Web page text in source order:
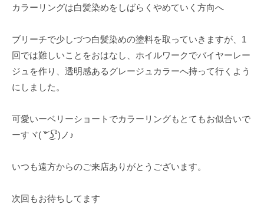
カラーリングは白髪染めをしばらくやめていく方向へ
ブリーチで少しづつ白髪染めの塗料を取っていきますが、1
回では難しいことをおはなし、ホイルワークでバイヤーレー
ジュを作り、透明感あるグレージュカラーへ持って行くよう
にしました。
可愛いーベリーショートでカラーリングもとてもお似合いで
ーすヾ⁠(⁠ ͝⁠°⁠ ͜⁠ʖ͡⁠°⁠)⁠ノ⁠♪
いつも遠方からのご来店ありがとうございます。
次回もお待ちしてます